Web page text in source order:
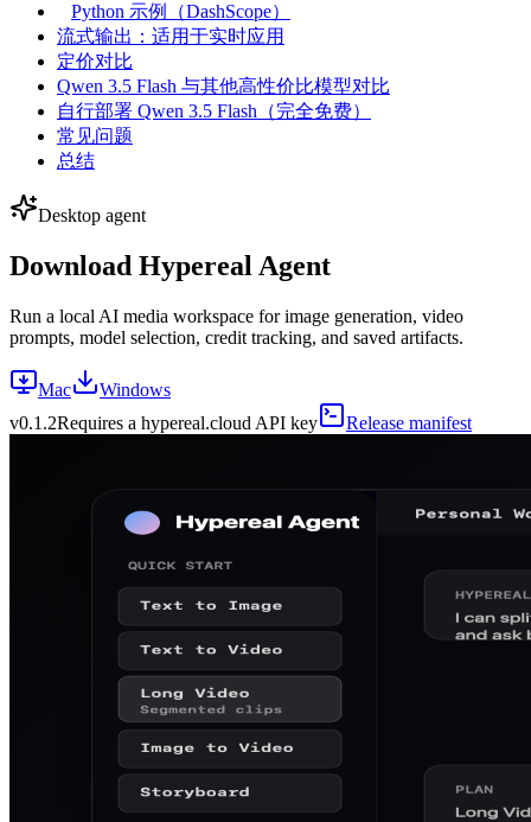
Python 示例（DashScope）
流式输出：适用于实时应用
定价对比
Qwen 3.5 Flash 与其他高性价比模型对比
自行部署 Qwen 3.5 Flash（完全免费）
常见问题
总结
Desktop agent
Download Hypereal Agent
Run a local AI media workspace for image generation, video
prompts, model selection, credit tracking, and saved artifacts.
Mac
Windows
v0.1.2Requires a hypereal.cloud API key Release manifest